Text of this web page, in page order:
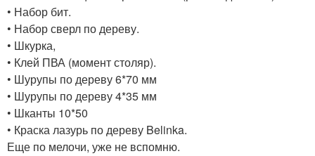
• Набор бит.
• Набор сверл по дереву.
• Шкурка,
• Клей ПВА (момент столяр).
• Шурупы по дереву 6*70 мм
• Шурупы по дереву 4*35 мм
• Шканты 10*50
• Краска лазурь по дереву Belinka.
Еще по мелочи, уже не вспомню.